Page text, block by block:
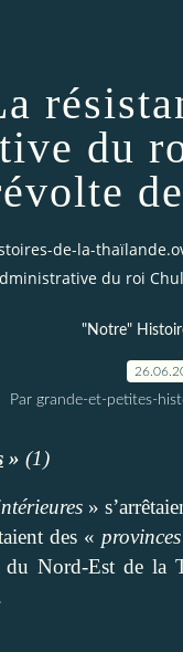
du
de-la-
du roi
"Notre"
Par grande-et-petites-
» (1)
»
des «
Nord-Est de la